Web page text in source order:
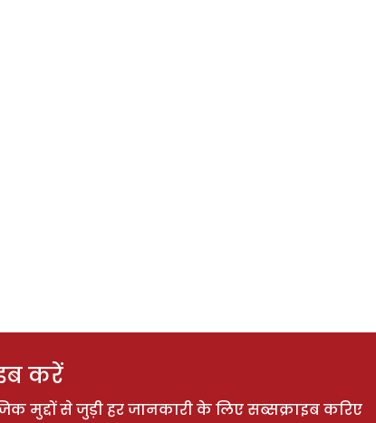
करें
मुद्दों से जुड़ी हर जानकारी के लिए सब्सक्राइब करिए